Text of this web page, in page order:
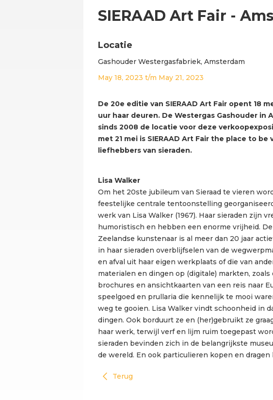
SIERAAD Art Fair -
Locatie
Gashouder Westergasfabriek, Amsterdam
May 18, 2023 t/m May 21, 2023
De 20e editie van SIERAAD Art Fair opent 18
uur haar deuren. De Westergas Gashouder in
sinds 2008 de locatie voor deze
met 21 mei is SIERAAD Art Fair the place to be
liefhebbers van sieraden.
Lisa Walker
Om het 20ste jubileum van Sieraad te vieren
feestelijke centrale tentoonstelling
werk van Lisa Walker (1967). Haar sieraden zijn
humoristisch en hebben een enorme vrijheid.
Zeelandse kunstenaar is al meer dan 20 jaar
in haar sieraden overblijfselen van de
en afval uit haar eigen werkplaats of die van
materialen en dingen op (digitale) markten, zoals
brochures en ansichtkaarten van een reis naar
speelgoed en prullaria die kennelijk te mooi
weg te gooien. Lisa Walker vindt schoonheid in
dingen. Ook borduurt ze en (her)gebruikt ze
haar werk, terwijl verf en lijm ruim toegepast
sieraden bevinden zich in de belangrijkste
de wereld. En ook particulieren kopen en dragen
Terug